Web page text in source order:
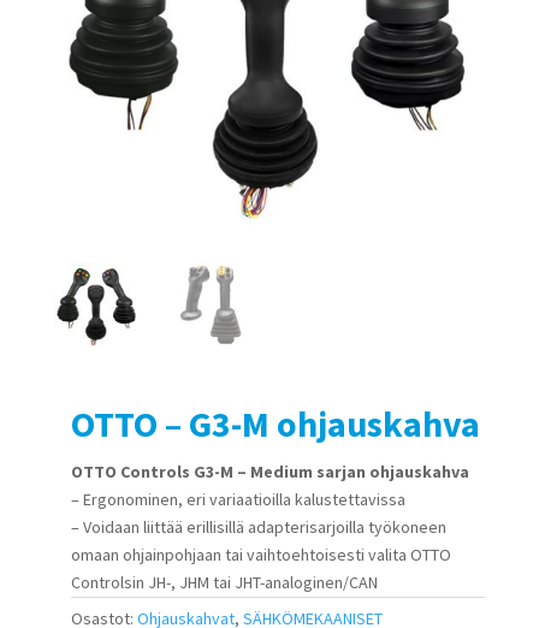
OTTO – G3-M ohjauskahva
OTTO Controls G3-M – Medium sarjan ohjauskahva
– Ergonominen, eri variaatioilla kalustettavissa
– Voidaan liittää erillisillä adapterisarjoilla työkoneen
omaan ohjainpohjaan tai vaihtoehtoisesti valita OTTO
Controlsin JH-, JHM tai JHT-analoginen/CAN
Osastot: Ohjauskahvat, SÄHKÖMEKAANISET